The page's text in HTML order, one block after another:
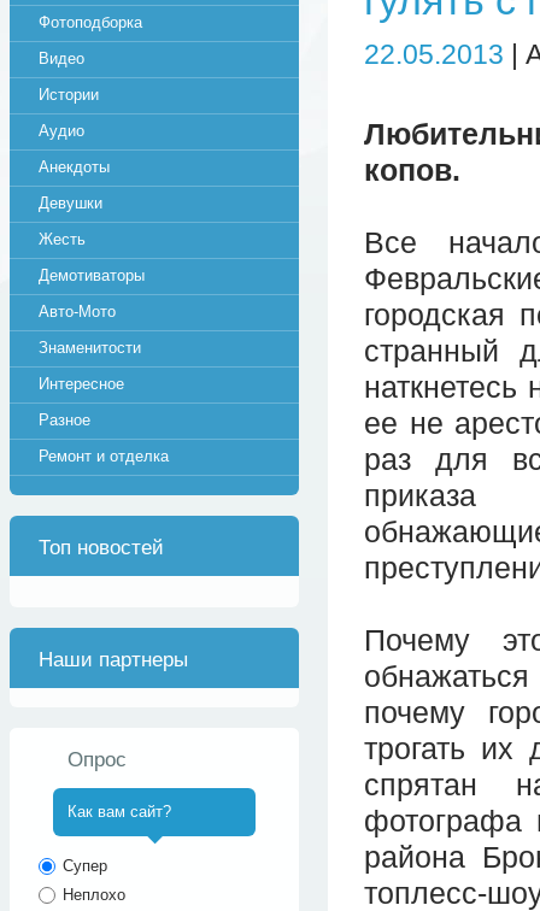
22.05.2013 |
копов.
Все
городская
странный
ее не
раз для
приказа
Почему
почему
трогать
спрятан
фотографа
района
топлесс-
Фотоподборка
Видео
Истории
Аудио
Анекдоты
Девушки
Жесть
Демотиваторы
Авто-Мото
Знаменитости
Интересное
Разное
Ремонт и отделка
Топ новостей
Наши партнеры
Опрос
Как вам сайт?
Супер
Неплохо